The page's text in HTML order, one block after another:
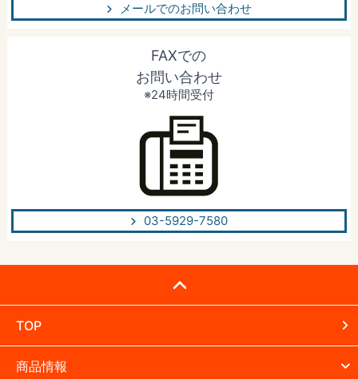
メールでのお問い合わせ
FAXでの
お問い合わせ
※24時間受付
03-5929-7580
TOP
商品情報